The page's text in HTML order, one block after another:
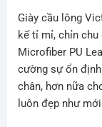
Giày cầu lông
kế tỉ mỉ, chỉn
Microfiber PU
cường sự ổn
chân, hơn nữa
luôn đẹp như